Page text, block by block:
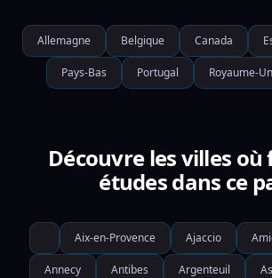
Allemagne Belgique Canada
Pays-Bas Portugal Royaume-
Découvre les villes où
études dans ce
Aix-en-Provence Ajaccio
Annecy Antibes Argenteuil